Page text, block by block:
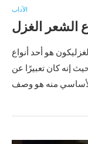
الآداب
الشعر الغزل
هو أحد أنواع
إنه كان تعبيرًا عن